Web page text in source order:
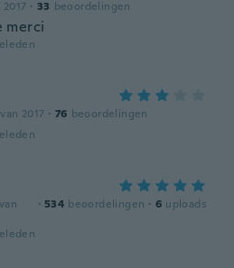
· 33 beoordelingen
merci
2017 · 76 beoordelingen
· 534 beoordelingen · 6 uploads